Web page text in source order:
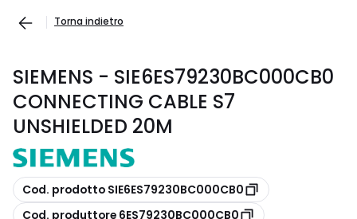
Torna indietro
SIEMENS - SIE6ES79230BC000CB0
CONNECTING CABLE S7
UNSHIELDED 20M
copia
Cod. prodotto SIE6ES79230BC000CB0
copia
Cod. produttore 6ES79230BC000CB0